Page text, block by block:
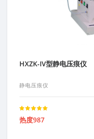
HXZK-IV型静电压痕仪
静电压痕仪
Rated
5.00out of 5
热度987